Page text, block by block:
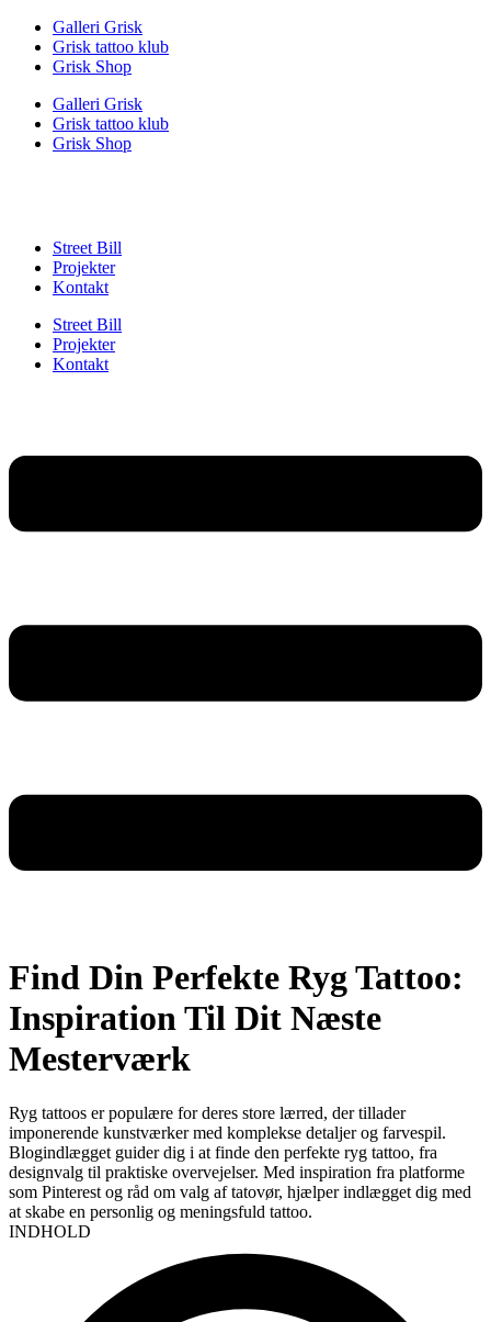
Videre
indhold
Galleri Grisk
Grisk tattoo klub
Grisk Shop
Galleri Grisk
Grisk tattoo klub
Grisk Shop
Street Bill
Projekter
Kontakt
Street Bill
Projekter
Kontakt
Find Din Perfekte Ryg Tattoo:
Inspiration Til Dit Næste
Mesterværk
Ryg tattoos er populære for deres store lærred, der tillader
imponerende kunstværker med komplekse detaljer og farvespil.
Blogindlægget guider dig i at finde den perfekte ryg tattoo, fra
designvalg til praktiske overvejelser. Med inspiration fra platforme
som Pinterest og råd om valg af tatovør, hjælper indlægget dig med
at skabe en personlig og meningsfuld tattoo.
INDHOLD